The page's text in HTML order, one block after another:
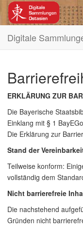
Digitale
ERKLÄRUNG ZUR
Die Bayerische
Einklang mit § 1
Die Erklärung zur
Stand der
Teilweise konform:
vollständig dem
Nicht barrierefreie
Die nachstehend
Gründen nicht